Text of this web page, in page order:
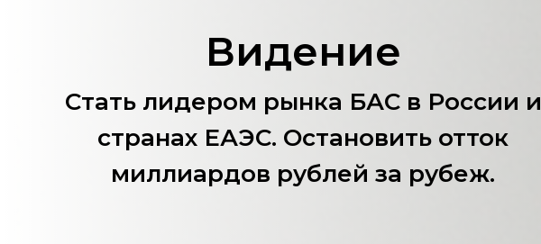
Стать лидером рынка БАС в России и
странах ЕАЭС. Остановить отток
миллиардов рублей за рубеж.
Видение